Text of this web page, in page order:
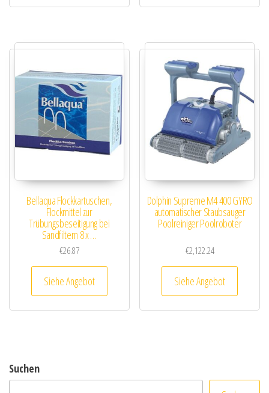
Bellaqua Flockkartuschen,
Flockmittel zur
Trübungsbeseitigung bei
Sandfiltern 8 x …
€26.87
Siehe Angebot
Dolphin Supreme M4 400 GYRO
automatischer Staubsauger
Poolreiniger Poolroboter
€2,122.24
Siehe Angebot
Suchen